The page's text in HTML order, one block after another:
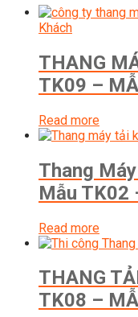
Khách
THANG
TK09 –
Read more
Thang
Mẫu TK02
Read more
THANG
TK08 –